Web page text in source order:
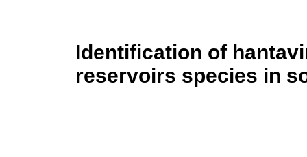
Identification of
reservoirs species in